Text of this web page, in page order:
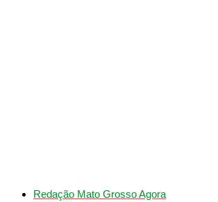
Redação Mato Grosso Agora